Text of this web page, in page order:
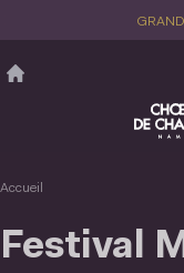
principal
Accueil
Festival